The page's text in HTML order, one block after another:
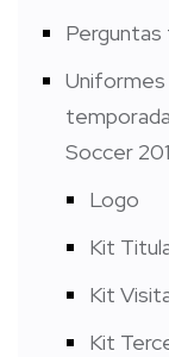
Uniformes
Soccer
Logo
Kit
Kit
Kit